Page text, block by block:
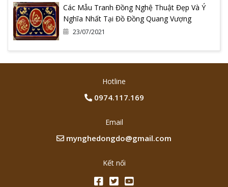
Các Mẫu Tranh Đồng Nghệ Thuật Đẹp Và Ý
Nghĩa Nhất Tại Đồ Đồng Quang Vượng
23/07/2021
Hotline
0974.117.169
Email
mynghedongdo@gmail.com
Kết nối